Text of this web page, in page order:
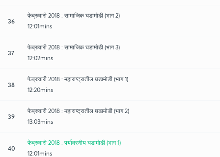
36
फेब्रुवारी 2018 : सामाजिक घडामोडी (भाग 2)
12:01mins
37
फेब्रुवारी 2018 : सामाजिक घडामोडी (भाग 3)
12:02mins
38
फेब्रुवारी 2018 : महाराष्ट्रातील घडामोडी (भाग 1)
12:20mins
39
फेब्रुवारी 2018 : महाराष्ट्रातील घडामोडी (भाग 2)
13:03mins
40
फेब्रुवारी 2018 : पर्यावरणीय घडामोडी (भाग 1)
12:01mins